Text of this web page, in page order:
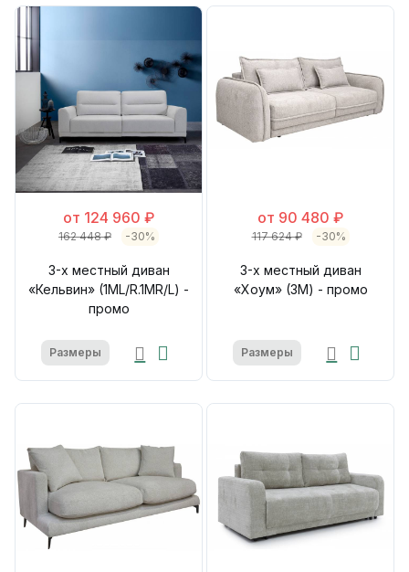
от 124 960 ₽
162 448 ₽ -30%
3-х местный диван
«Кельвин» (1ML/R.1MR/L) -
промо
Размеры
от 90 480 ₽
117 624 ₽ -30%
3-х местный диван
«Хоум» (3M) - промо
Размеры